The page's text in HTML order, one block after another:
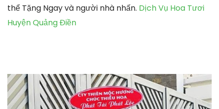
thể Tặng Ngay và người nhà nhấn. Dịch Vụ Hoa Tươi
Huyện Quảng Điền